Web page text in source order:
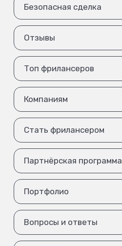
Безопасная сделка
Отзывы
Топ фрилансеров
Компаниям
Стать фрилансером
Партнёрская программа
Портфолио
Вопросы и ответы